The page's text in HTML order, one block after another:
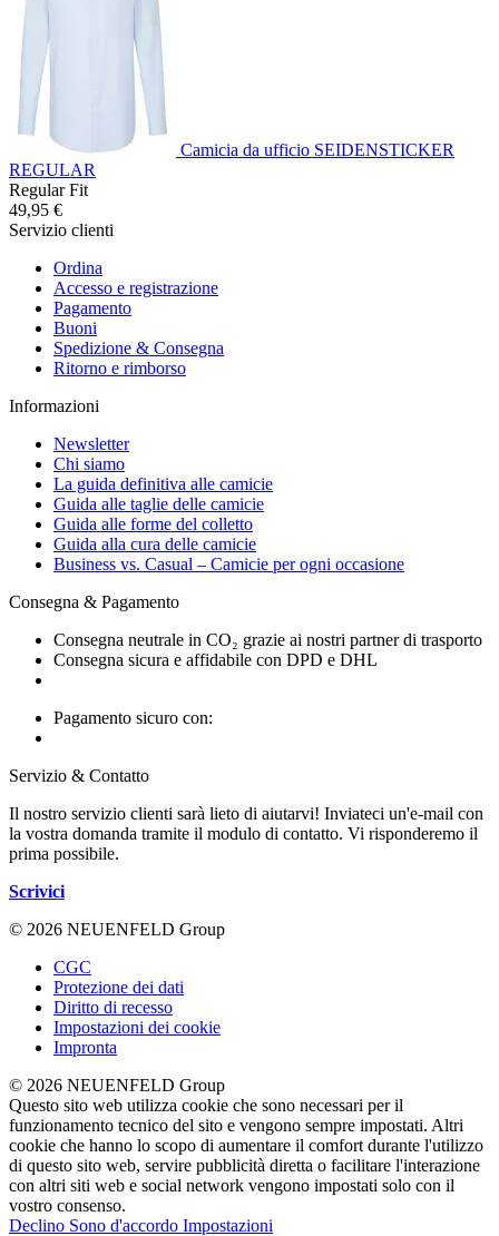
Camicia da ufficio SEIDENSTICKER
REGULAR
Regular Fit
49,95 €
Servizio clienti
Ordina
Accesso e registrazione
Pagamento
Buoni
Spedizione & Consegna
Ritorno e rimborso
Informazioni
Newsletter
Chi siamo
La guida definitiva alle camicie
Guida alle taglie delle camicie
Guida alle forme del colletto
Guida alla cura delle camicie
Business vs. Casual – Camicie per ogni occasione
Consegna & Pagamento
Consegna neutrale in CO₂ grazie ai nostri partner di trasporto
Consegna sicura e affidabile con DPD e DHL
Pagamento sicuro con:
Servizio & Contatto
Il nostro servizio clienti sarà lieto di aiutarvi! Inviateci un'e-mail con
la vostra domanda tramite il modulo di contatto. Vi risponderemo il
prima possibile.
Scrivici
© 2026 NEUENFELD Group
CGC
Protezione dei dati
Diritto di recesso
Impostazioni dei cookie
Impronta
© 2026 NEUENFELD Group
Questo sito web utilizza cookie che sono necessari per il
funzionamento tecnico del sito e vengono sempre impostati. Altri
cookie che hanno lo scopo di aumentare il comfort durante l'utilizzo
di questo sito web, servire pubblicità diretta o facilitare l'interazione
con altri siti web e social network vengono impostati solo con il
vostro consenso.
Declino Sono d'accordo Impostazioni